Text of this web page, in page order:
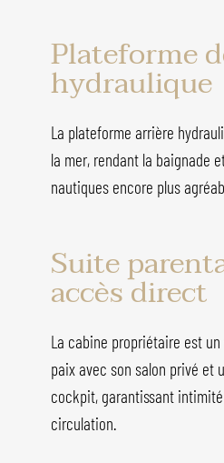
Plateforme
hydraulique
La plateforme arrière
la mer, rendant la baignade
nautiques encore plus
Suite
accès direct
La cabine propriétaire est
paix avec son salon privé et
cockpit, garantissant
circulation.